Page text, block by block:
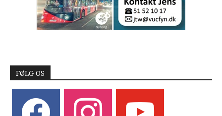
FØLG OS
instagram